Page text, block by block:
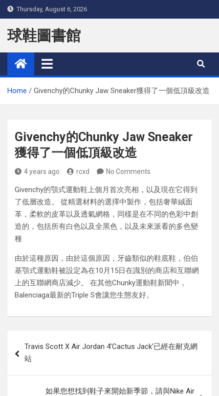
Skip
to
content
Thursday, August 6, 2026
球鞋圖書館
Home Givenchy的Chunky Jaw Sneaker獲得了一個低頂級改造
Givenchy的Chunky Jaw Sneaker
獲得了一個低頂級改造
4 years ago rcxd No Comments
Givenchy的顎式運動鞋上個月首次亮相，以及現在它得到
了低層改造。 從精選材料的選擇中製作，包括奢華絨面
革，柔軟的皮革以及透氣網格，同樣是在不同的色彩中創
造的，包括所有白色以及全黑色，以及未來派看的多色變
種
由於這種原因，由於這個原因，牙齒類似的鞋底鞋，伯伯
基顎式運動鞋被設定為在10月15日在識別的商店和互聯網
上的互聯網商店減少。 在其他Chunky運動鞋新聞中，
Balenciaga最新的Triple S會讓您生態友好。
navigation
Travis Scott X Air Jordan 4’Cactus Jack’已經在耐克網
站
如果您想找到鞋子來開始新季節，請與Nike Air